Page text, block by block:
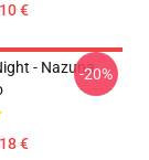
€
- Nazuna
€
-20%